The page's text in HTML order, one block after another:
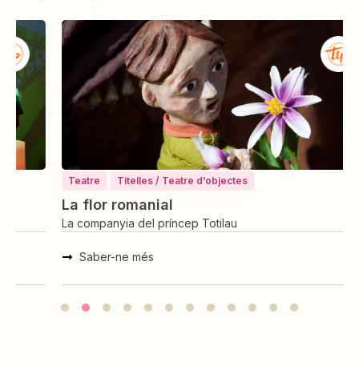
Titelles / Teatre d’objectes
La flor romanial
La companyia del príncep Totilau
Saber-ne més